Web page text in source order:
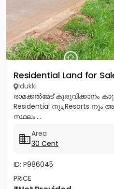
Residential Land for
Idukki
രാമക്കൽമേട് കുരുവിക്കാനം
Residential നും,Resorts
സ്ഥലം....
Area
30 Cent
ID: P986045
PRICE